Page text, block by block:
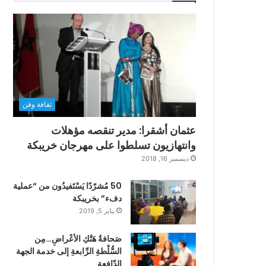
ثقافة وفن
عثمان أشقرا: مدير تنقصه مؤهلات
وانتهازيون تسلطوا على مهرجان خريبكة
ديسمبر 16, 2018
50 مُشرّدًا يَسْتَفيدُون من “عملية
دفء” بخريبكة
يناير 5, 2019
صَحافةُ هَتْكِ الأعْراضِ…مِن
السُّلْطةِ الرِّابعةِ إلى خدمة الجهة
الدّافعةِ